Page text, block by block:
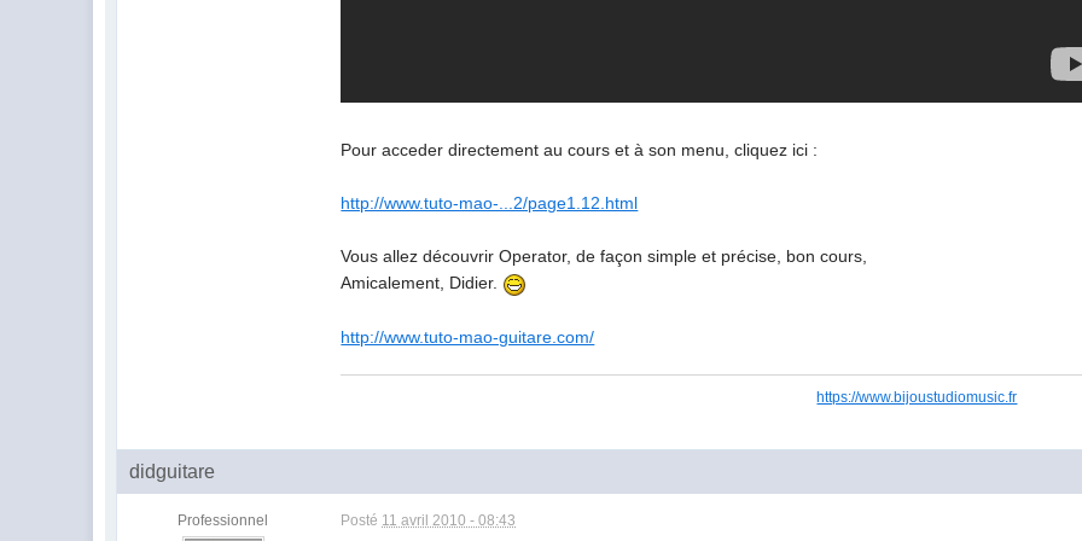
Pour acceder directement au cours et à son menu, cliquez ici :
http://www.tuto-mao-...2/page1.12.html
Vous allez découvrir Operator, de façon simple et précise, bon cours,
Amicalement, Didier.
http://www.tuto-mao-guitare.com/
https://www.bijoustudiomusic.fr
didguitare
Professionnel Posté 11 avril 2010 - 08:43